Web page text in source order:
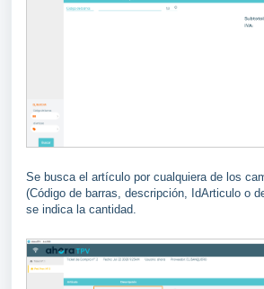
Se busca el artículo por cualquiera de los
(Código de barras, descripción, IdArticulo o
se indica la cantidad.